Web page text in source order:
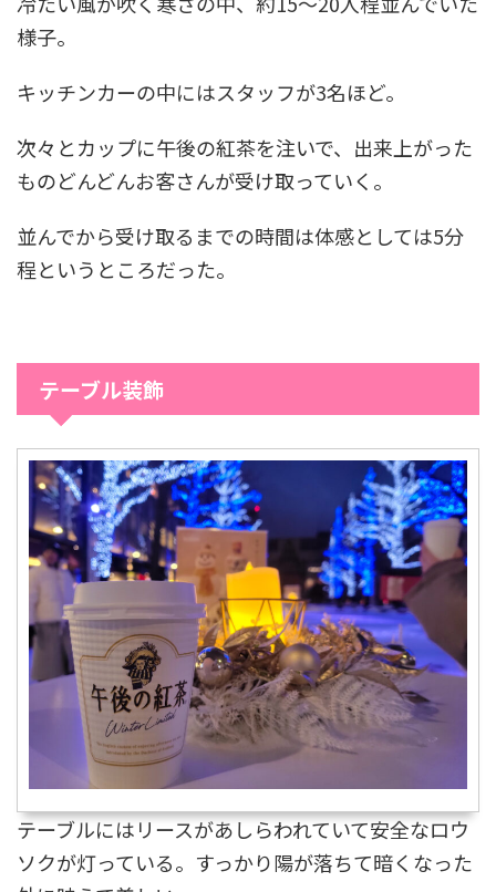
様子。
キッチンカーの中にはスタッフが3名ほど。
次々とカップに午後の紅茶を注いで、出来上がった
ものどんどんお客さんが受け取っていく。
並んでから受け取るまでの時間は体感としては5分
程というところだった。
テーブル装飾
テーブルにはリースがあしらわれていて安全なロウ
ソクが灯っている。すっかり陽が落ちて暗くなった